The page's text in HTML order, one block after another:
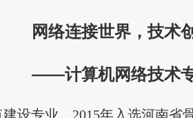
网络连接世界，技术
——计算机网络技术
设专业。2015年入选河南